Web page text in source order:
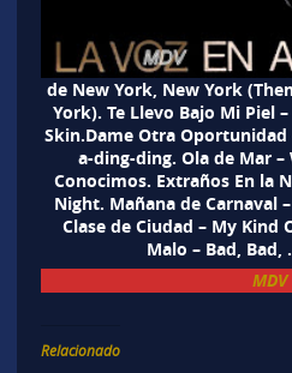
de New York, New York
York). Te Llevo Bajo Mi Piel
Skin.Dame Otra Oportunidad
a-ding-ding. Ola de Mar –
Conocimos. Extraños En la
Night. Mañana de Carnaval
Clase de Ciudad – My Kind
Malo – Bad, Bad,
MDV
Relacionado